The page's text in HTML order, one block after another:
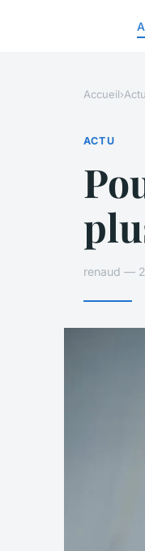
Accueil›Actu
ACTU
renaud —